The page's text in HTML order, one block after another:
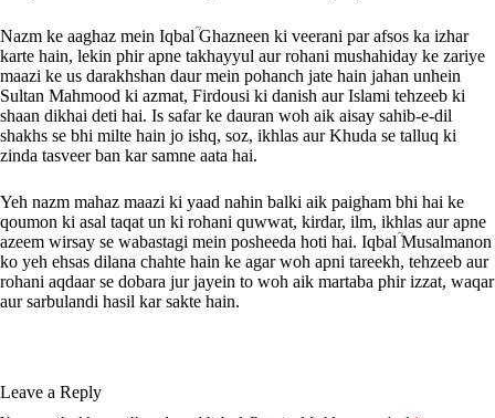
Nazm ke aaghaz mein Iqbalؒ Ghazneen ki veerani par afsos ka izhar
karte hain, lekin phir apne takhayyul aur rohani mushahiday ke zariye
maazi ke us darakhshan daur mein pohanch jate hain jahan unhein
Sultan Mahmood ki azmat, Firdousi ki danish aur Islami tehzeeb ki
shaan dikhai deti hai. Is safar ke dauran woh aik aisay sahib-e-dil
shakhs se bhi milte hain jo ishq, soz, ikhlas aur Khuda se talluq ki
zinda tasveer ban kar samne aata hai.
Yeh nazm mahaz maazi ki yaad nahin balki aik paigham bhi hai ke
qoumon ki asal taqat un ki rohani quwwat, kirdar, ilm, ikhlas aur apne
azeem wirsay se wabastagi mein posheeda hoti hai. Iqbalؒ Musalmanon
ko yeh ehsas dilana chahte hain ke agar woh apni tareekh, tehzeeb aur
rohani aqdaar se dobara jur jayein to woh aik martaba phir izzat, waqar
aur sarbulandi hasil kar sakte hain.
Leave a Reply